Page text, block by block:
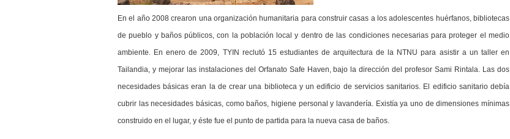
En el año 2008 crearon una organización humanitaria para construir casas a los adolescentes huérfanos, bibliotecas
de pueblo y baños públicos, con la población local y dentro de las condiciones necesarias para proteger el medio
ambiente. En enero de 2009, TYIN reclutó 15 estudiantes de arquitectura de la NTNU para asistir a un taller en
Tailandia, y mejorar las instalaciones del Orfanato Safe Haven, bajo la dirección del profesor Sami Rintala. Las dos
necesidades básicas eran la de crear una biblioteca y un edificio de servicios sanitarios. El edificio sanitario debía
cubrir las necesidades básicas, como baños, higiene personal y lavandería. Existía ya uno de dimensiones mínimas
construido en el lugar, y éste fue el punto de partida para la nueva casa de baños.